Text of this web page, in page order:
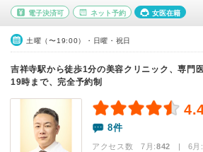
電子決済可 ネット予約 女医在籍
土曜（〜19:00）・日曜・祝日
吉祥寺駅から徒歩1分の美容クリニック、専門
19時まで、完全予約制
8件
アクセス数 7月:842 | 6月: